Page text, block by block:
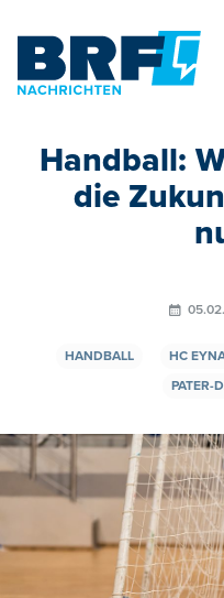
Handball:
die
HANDBALL HC
PATER-